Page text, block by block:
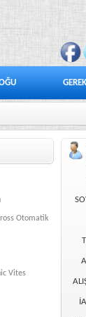
Otomatik
Vites